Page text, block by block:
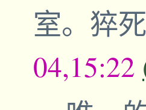
室。猝
04,15:22